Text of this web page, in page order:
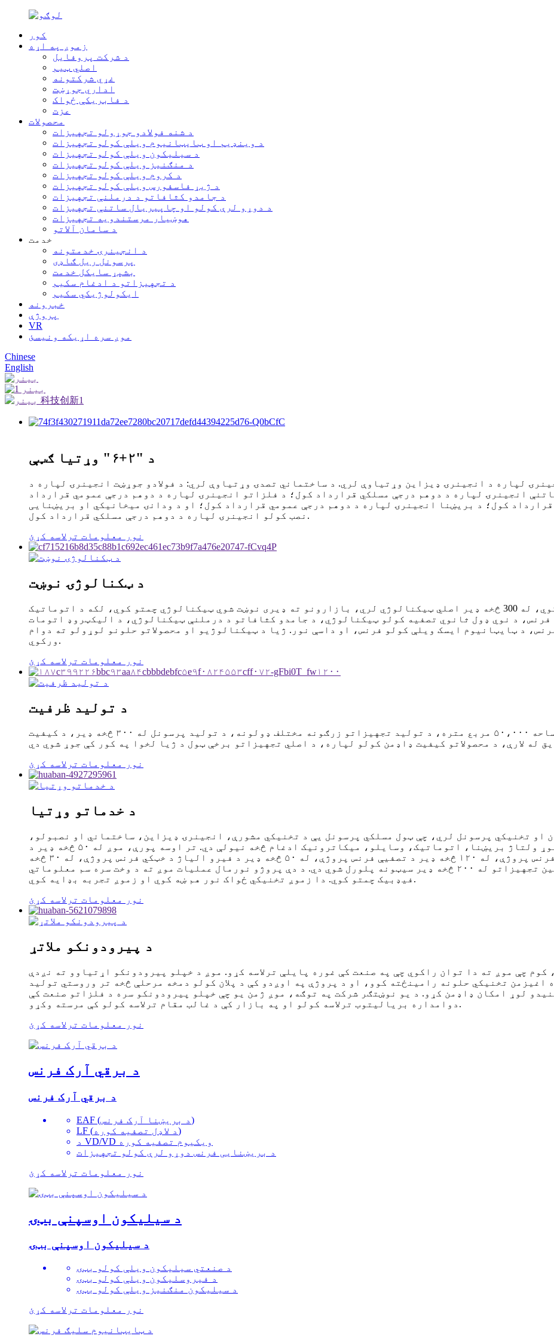
کور
زموږ په اړه
د شرکت پروفایل
اصلي ټیم
غړي شرکتونه
اداري جوړښت
د فابریکې ځواک
عزت
محصولات
د شنه فولادو جوړولو تجهیزات
د وینډیم او ټایټانیوم ویلې کولو تجهیزات
د سیلیکون ویلې کولو تجهیزات
د منګنیز ویلې کولو تجهیزات
د کروم ویلې کولو تجهیزات
د ژیړ فاسفورس ویلې کولو تجهیزات
د جامدو کثافاتو د درملنې تجهیزات
د دوړو لرې کولو او چاپیریال ساتنې تجهیزات
هوښیار مرستندویه تجهیزات
د سامان آلاتو
خدمت
د انجینرۍ خدمتونه
پرسونل ریل ګاډی
بشپړ سایکل خدمت
د تجهیزاتو د ادغام سکیم
ایکولوژیکي سکیم
خبرونه
پروژې
VR
موږ سره اړیکه ونیسئ
Chinese
English
د "۲+۶" وړتیا ګټې
لپاره د انجینرۍ ډیزاین وړتیاوې لري. د ساختماني تصدۍ وړتیاوې لري: د فولادو جوړښت انجینرۍ لپاره د
انجینرۍ لپاره د دوهم درجې مسلکي قرارداد کول؛ د فلزاتو انجینرۍ لپاره د دوهم درجې عمومي قرارداد
کول؛ د بریښنا انجینرۍ لپاره د دوهم درجې عمومي قرارداد کول؛ او د ودانۍ میخانیکي او بریښنایی
نصب کولو انجینرۍ لپاره د دوهم درجې مسلکي قرارداد کول.
نور معلومات ترلاسه کړئ
د ټکنالوژۍ نوښت
ژیا د پراختیا لپاره ډیر وخت او پیسې اضافه کوي، له 300 څخه ډیر اصلي ټیکنالوژي لري، بازارونو ته ډیری نوښت شوي ټیکنالوژي چمتو کوي، لکه د اتوماتیک
د نوي ډول ثانوي تصفیه کولو ټیکنالوژي، د جامدو کثافاتو د درملنې ټیکنالوژي، د الیکټروډ اتومات
د ټایټانیوم ایسک ویلې کولو فرنس، او داسې نور. ژیا د ټیکنالوژیو او محصولاتو حلونو لوړولو ته دوام
ورکوي.
نور معلومات ترلاسه کړئ
د تولید ظرفیت
ژیا ګروپ درې تولیدي اډې لري، د تولید فابریکې ساحه ۵۰،۰۰۰ مربع متره، د تولید تجهیزاتو زرګونه مختلف ډولونه، د تولید پرسونل له ۳۰۰ څخه ډیر، د کیفیت
نور معلومات ترلاسه کړئ
د خدماتو وړتیا
ټیم له ۵۰۰ څخه ډیر انجینران او تخنیکي پرسونل لري، چې ټول مسلکي پرسونل یې د تخنیکي مشورې، انجینرۍ ډیزاین، ساختماني او نصبولو،
میخانیکي تجهیزاتو، هیدرولیک صنعت، لوړ ولتاژ بریښنا، اتوماتیک، وسایلو، میکاترونیک ادغام څخه نیولې دي. تر اوسه پورې، موږ له ۵۰ څخه ډیر د EPC
عمومي قرارداد پروژې، له ۸۰ څخه ډیر د فولادو فرنس پروژې، له ۱۲۰ څخه ډیر د تصفیې فرنس پروژې، له ۵۰ څخه ډیر د فیرو الیاژ د خټکي فرنس پروژې، له ۳۰ څخه
ډیر د چاپیریال ساتنې پروژې بشپړې کړې دي. د ذہین تجهیزاتو له ۲۰۰ څخه ډیر سیټونه پلورل شوي دي. د دې پروژو نورمال عملیات موږ ته د وخت سره سم معلوماتي
فیډبیک چمتو کوي. دا زموږ تخنیکي ځواک نور هم ښه کوي او زموږ تجربه بډایه کوي.
نور معلومات ترلاسه کړئ
د پیرودونکو ملاتړ
چې موږ ته دا توان راکوي چې په صنعت کې غوره پایلې ترلاسه کړو. موږ د خپلو پیرودونکو اړتیاوو ته نږدې
اغیزمن تخنیکي حلونه رامینځته کوو، او د پروژې په اوږدو کې د پلان کولو دمخه مرحلې څخه تر وروستي تولید
لوړ امکان ډاډمن کړو. د یو نوښتګر شرکت په توګه، موږ ژمن یو چې خپلو پیرودونکو سره د فلزاتو صنعت کې
دوامداره بریالیتوب ترلاسه کولو او په بازار کې د غالب مقام ترلاسه کولو کې مرسته وکړو.
نور معلومات ترلاسه کړئ
د برقي آرک فرنس
د برقي آرک فرنس
EAF (د بریښنا آرک فرنس)
LF (د لاډل تصفیه کوره)
د VD/VD ویکیوم تصفیه کوره
د بریښنایی فرنس دوړو لرې کولو تجهیزات
نور معلومات ترلاسه کړئ
د سیلیکون اوسپنې بټۍ
د سیلیکون اوسپنې بټۍ
د صنعتي سیلیکون ویلې کولو بټۍ
د فیروسلیکون ویلې کولو بټۍ
د سیلیکون منګنیز ویلې کولو بټۍ
نور معلومات ترلاسه کړئ